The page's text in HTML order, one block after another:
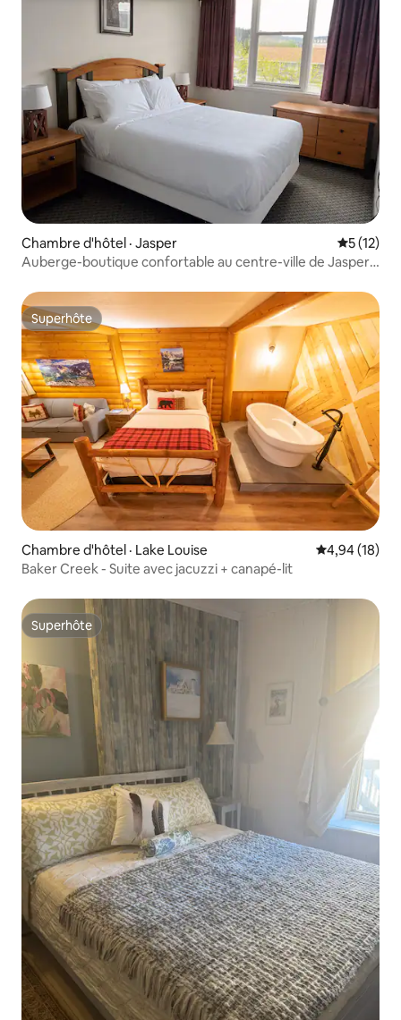
Chambre d'hôtel · Jasper Note
5 (12)
Auberge-boutique confortable au centre-ville de Jasper
Superhôte
Superhôte
Chambre d'hôtel · Lake Louise Note
4,94 (18)
Baker Creek - Suite avec jacuzzi + canapé-lit
Superhôte
Superhôte